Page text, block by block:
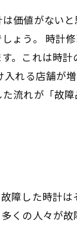
価値がない
ょう。 時計
これは時計
れる店舗が
流れが「故
障した時計
くの人々が